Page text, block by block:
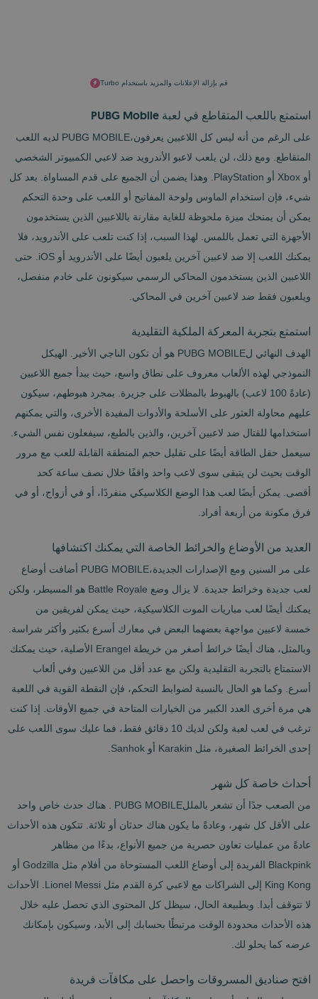
قم بإزالة الإعلانات والمزيد باستخدام Turbo
استمتع باللعب المتقاطع في لعبة PUBG Mobile
على الرغم من أنه ليس كل اللاعبين يعرفون،PUBG MOBILE لديه اللعب
المتقاطع. ومع ذلك، لن يلعب لاعبو الأندرويد ضد لاعبي الكمبيوتر الشخصي
أو Xbox أو PlayStation. وهذا يضمن أن الجميع على قدم المساواة. بعد كل
شيء، فإن استخدام الماوس ولوحة المفاتيح أو اللعب على وحدة التحكم
يمكن أن يمنحك ميزة ملحوظة للغاية مقارنة باللاعبين الذين يستخدمون
الأجهزة التي تعمل باللمس. لهذا السبب، إذا كنت تلعب على الأندرويد، فلا
يمكنك اللعب إلا ضد لاعبين آخرين يلعبون أيضًا على الأندرويد أو iOS. حتى
اللاعبين الذين يستخدمون المحاكي الرسمي سيكونون على خادم منفصل،
ويلعبون فقط ضد لاعبين آخرين في المحاكي.
استمتع بتجربة المعركة الملكية التقليدية
الهدف النهائي لPUBG MOBILE هو أن تكون الناجي الأخير. الهيكل
النموذجي لهذه الألعاب معروف على نطاق واسع، حيث يبدأ جميع اللاعبين
(عادةً 100 لاعب) بالهبوط بالمظلات على جزيرة. بمجرد هبوطهم، سيكون
عليهم محاولة العثور على الأسلحة والأدوات المفيدة الأخرى، والتي يمكنهم
استخدامها للقتال ضد لاعبين آخرين، والذين بالطبع، سيفعلون نفس الشيء.
سيعمل حقل الطاقة أيضًا على تقليل حجم المنطقة القابلة للعب مع مرور
الوقت بحيث لن يتبقى سوى لاعب واحد واقفًا خلال نصف ساعة كحد
أقصى. يمكن أيضًا لعب هذا الوضع الكلاسيكي منفردًا، أو في أزواج، أو في
فرق مكونة من أربعة أفراد.
العديد من الأوضاع والخرائط الخاصة التي يمكنك اكتشافها
على مر السنين ومع الإصدارات الجديدة،PUBG MOBILE أضافت أوضاع
لعب جديدة وخرائط جديدة. لا يزال وضع Battle Royale هو المسيطر، ولكن
يمكنك أيضًا لعب مباريات الموت الكلاسيكية، حيث يمكن لفريقين من
خمسة لاعبين مواجهة بعضهما البعض في معارك أسرع بكثير وأكثر شراسة.
وبالمثل، هناك أيضًا خرائط أصغر من خريطة Erangel الأصلية، حيث يمكنك
الاستمتاع بالتجربة التقليدية ولكن مع عدد أقل من اللاعبين وفي ألعاب
أسرع. وكما هو الحال بالنسبة لضوابط التحكم، فإن النقطة القوية في اللعبة
هي مرة أخرى العدد الكبير من الخيارات المتاحة في جميع الأوقات. إذا كنت
ترغب في لعب لعبة ولكن لديك 10 دقائق فقط، فما عليك سوى اللعب على
إحدى الخرائط الصغيرة، مثل Karakin أو Sanhok.
أحداث خاصة كل شهر
من الصعب جدًا أن تشعر بالمللPUBG MOBILE . هناك حدث خاص واحد
على الأقل كل شهر، وعادةً ما يكون هناك حدثان أو ثلاثة. تتكون هذه الأحداث
عادةً من عمليات تعاون حصرية من جميع الأنواع، بدءًا من مظاهر
Blackpink الفريدة إلى أوضاع اللعب المستوحاة من أفلام مثل Godzilla أو
King Kong إلى الشراكات مع لاعبي كرة القدم مثل Lionel Messi. الأحداث
لا تتوقف أبدا. وبطبيعة الحال، سيظل كل المحتوى الذي تحصل عليه خلال
هذه الأحداث محدودة الوقت مرتبطًا بحسابك إلى الأبد، وسيكون بإمكانك
عرضه كما يحلو لك.
افتح صناديق المسروقات واحصل على مكافآت فريدة